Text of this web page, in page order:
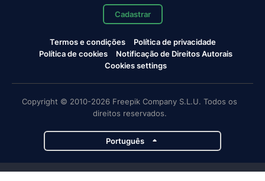
Cadastrar
Termos e condições
Política de privacidade
Política de cookies
Notificação de Direitos Autorais
Cookies settings
Copyright © 2010-2026 Freepik Company S.L.U. Todos os
direitos reservados.
Português